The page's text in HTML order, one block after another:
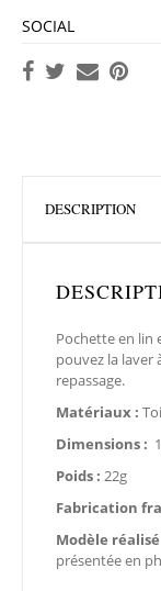
SOCIAL
DESCRIPTION
Pochette en lin
pouvez la laver
repassage.
Matériaux :
Dimensions :
Poids : 22g
Fabrication
Modèle
présentée en